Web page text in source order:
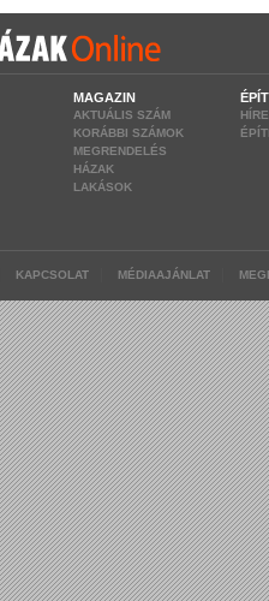
MAGAZIN
AKTUÁLIS SZÁM
KORÁBBI SZÁMOK
MEGRENDELÉS
HÁZAK
LAKÁSOK
KAPCSOLAT MÉDIAAJÁNLAT